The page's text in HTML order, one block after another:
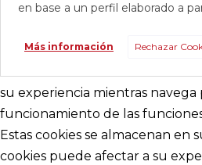
en base a un perfil elaborado a
Más información Rechazar
su experiencia mientras navega
funcionamiento de las
Estas cookies se almacenan
cookies puede afectar a su